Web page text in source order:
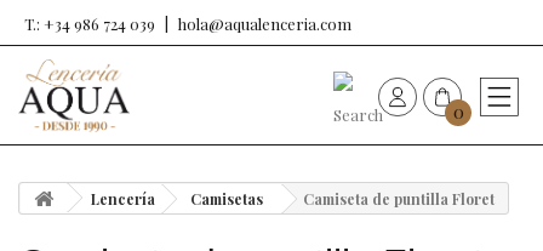
T.: +34 986 724 039 hola@aqualenceria.com
0
Lencería Camisetas Camiseta de puntilla Floret